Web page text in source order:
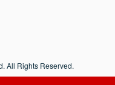
All Rights Reserved.